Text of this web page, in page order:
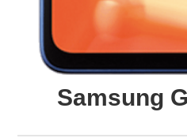
Samsung